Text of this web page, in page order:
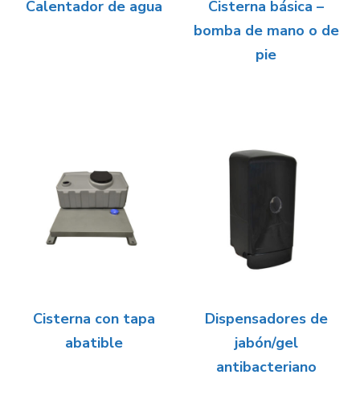
Calentador de agua
Cisterna básica –
bomba de mano o de
pie
Cisterna con tapa
abatible
Dispensadores de
jabón/gel
antibacteriano